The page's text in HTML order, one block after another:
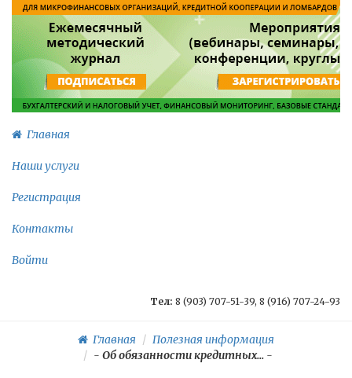
Главная
Наши услуги
Регистрация
Контакты
Войти
Тел: 8 (903) 707-51-39, 8 (916) 707-24-93
Главная
Полезная информация
- Об обязанности кредитных... -